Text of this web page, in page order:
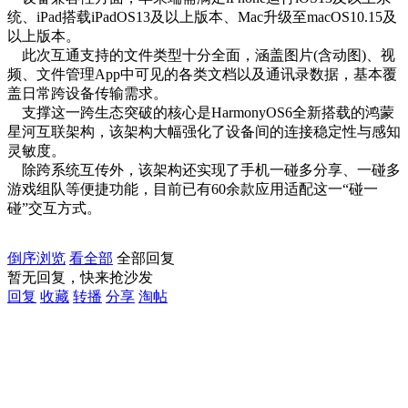
统、iPad搭载iPadOS13及以上版本、Mac升级至macOS10.15及
以上版本。
此次互通支持的文件类型十分全面，涵盖图片(含动图)、视
频、文件管理App中可见的各类文档以及通讯录数据，基本覆
盖日常跨设备传输需求。
支撑这一跨生态突破的核心是HarmonyOS6全新搭载的鸿蒙
星河互联架构，该架构大幅强化了设备间的连接稳定性与感知
灵敏度。
除跨系统互传外，该架构还实现了手机一碰多分享、一碰多
游戏组队等便捷功能，目前已有60余款应用适配这一“碰一
碰”交互方式。
倒序浏览 看全部 全部回复
暂无回复，快来抢沙发
回复 收藏 转播 分享 淘帖